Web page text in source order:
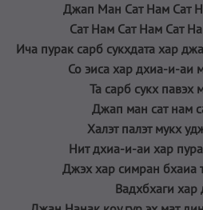
Джап Ман Сат Нам Сат
Сат Нам Сат Нам Сат
Ича пурак сарб сукхдата хар
Со эиса хар дхиа-и-аи
Та сарб сукх павэх
Джап ман сат нам
Халэт палэт мукх
Нит дхиа-и-аи хар
Джэх хар симран бхаиа
Вадхбхаги